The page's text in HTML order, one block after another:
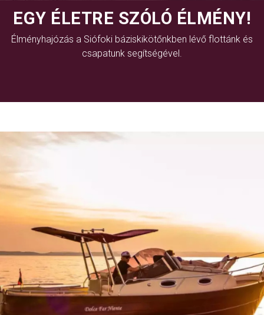
EGY ÉLETRE SZÓLÓ ÉLMÉNY!
Élményhajózás a Siófoki báziskikötőnkben lévő flottánk és
csapatunk segítségével.